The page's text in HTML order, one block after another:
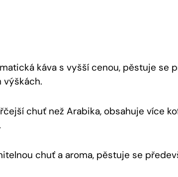
káva s vyšší cenou, pěstuje se
výškách.
chuť než Arabika, obsahuje více
chuť a aroma, pěstuje se